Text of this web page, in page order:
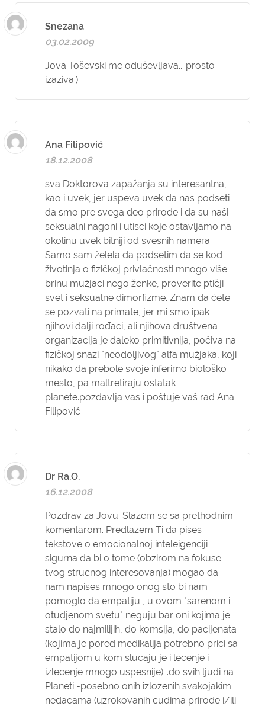
Snezana
03.02.2009
Jova Toševski me oduševljava....prosto
izaziva:)
Ana Filipović
18.12.2008
sva Doktorova zapažanja su interesantna,
kao i uvek, jer uspeva uvek da nas podseti
da smo pre svega deo prirode i da su naši
seksualni nagoni i utisci koje ostavljamo na
okolinu uvek bitniji od svesnih namera.
Samo sam želela da podsetim da se kod
životinja o fizičkoj privlačnosti mnogo više
brinu mužjaci nego ženke, proverite ptičji
svet i seksualne dimorfizme. Znam da ćete
se pozvati na primate, jer mi smo ipak
njihovi dalji rođaci, ali njihova društvena
organizacija je daleko primitivnija, počiva na
fizičkoj snazi "neodoljivog" alfa mužjaka, koji
nikako da prebole svoje inferirno biološko
mesto, pa maltretiraju ostatak
planete.pozdavlja vas i poštuje vaš rad Ana
Filipović
Dr Ra.O.
16.12.2008
Pozdrav za Jovu. Slazem se sa prethodnim
komentarom. Predlazem Ti da pises
tekstove o emocionalnoj inteleigenciji
sigurna da bi o tome (obzirom na fokuse
tvog strucnog interesovanja) mogao da
nam napises mnogo onog sto bi nam
pomoglo da empatiju , u ovom "sarenom i
otudjenom svetu" neguju bar oni kojima je
stalo do najmilijih, do komsija, do pacijenata
(kojima je pored medikalija potrebno prici sa
empatijom u kom slucaju je i lecenje i
izlecenje mnogo uspesnije)...do svih ljudi na
Planeti -posebno onih izlozenih svakojakim
nedacama (uzrokovanih cudima prirode i/ili